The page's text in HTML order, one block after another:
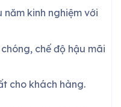
kinh nghiệm với
chế độ hậu mãi
cho khách hàng.